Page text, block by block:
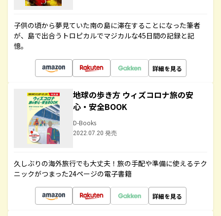
子供の頃から夢見ていた南の島に滞在することになった筆者
が、島で出合うトロピカルでマジカルな45日間の記録と記
憶。
詳細を見る
地球の歩き方 ウィズコロナ旅の安
心・安全BOOK
D-Books
2022.07.20 発売
久しぶりの海外旅行でも大丈夫！旅の手配や準備に使えるテク
ニックがつまった24ページの電子書籍
詳細を見る